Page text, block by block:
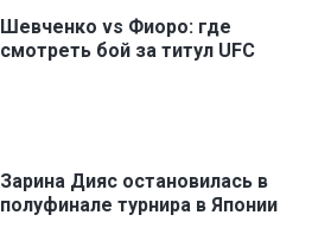
Шевченко vs Фиоро: где
смотреть бой за титул UFC
Зарина Дияс остановилась в
полуфинале турнира в Японии